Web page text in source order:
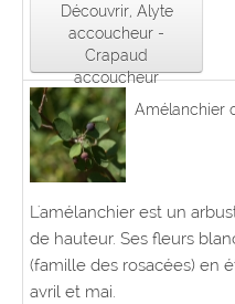
Découvrir, Alyte
accoucheur -
Crapaud
accoucheur
Amélanchier
L'amélanchier est un
de hauteur. Ses fleurs
(famille des rosacées) en
avril et mai.